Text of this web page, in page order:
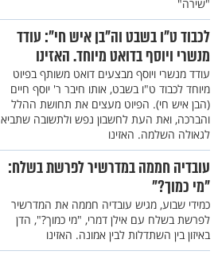
"שירה"
לכבוד ט"ו בשבט וה"בן איש חי": עודד
מנשרי ויוסף בדואט מיוחד. האזינו
עודד מנשרי ויוסף מבצעים דואט משותף בפיוט
מיוחד לכבוד ט"ו בשבט, אותו חיבר ר' יוסף חיים
(הבן איש חי). הפיוט מעצים את תחושת ההלל
והברכה, ואת העת לחשבון נפש ולתשובה שתביא
לגאולה השלמה. האזינו
עובדיה חממה במדרשיר לפרשת בשלח:
"מי כמוך?"
כמידי שבוע, מגיש עובדיה חממה את המדרשיר
לפרשת בשלח עם אילן דמרי, "מי כמוך?", הדן
באיזון בין השתדלות לבין אמונה. האזינו